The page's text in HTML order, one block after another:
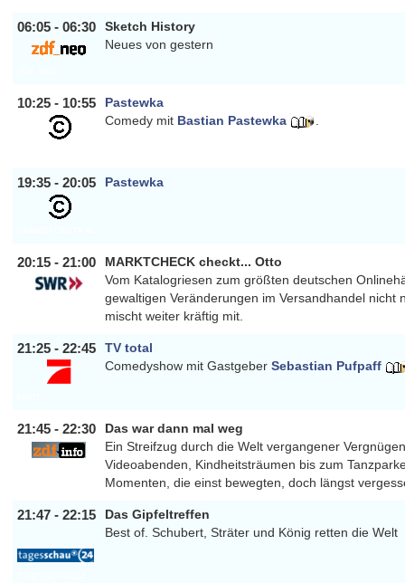
06:05 - 06:30
Sketch History
Neues von gestern
10:25 - 10:55
Pastewka
Comedy mit Bastian Pastewka
19:35 - 20:05 Pastewka
20:15 - 21:00
MARKTCHECK checkt... Otto
Vom Katalogriesen zum größten deutschen
gewaltigen Veränderungen im Versandhandel nicht
mischt weiter kräftig mit.
21:25 - 22:45
TV total
Comedyshow mit Gastgeber Sebastian Pufpaff
21:45 - 22:30
Das war dann mal weg
Ein Streifzug durch die Welt vergangener
Videoabenden, Kindheitsträumen bis zum
Momenten, die einst bewegten, doch längst
21:47 - 22:15
Das Gipfeltreffen
Best of. Schubert, Sträter und König retten die Welt